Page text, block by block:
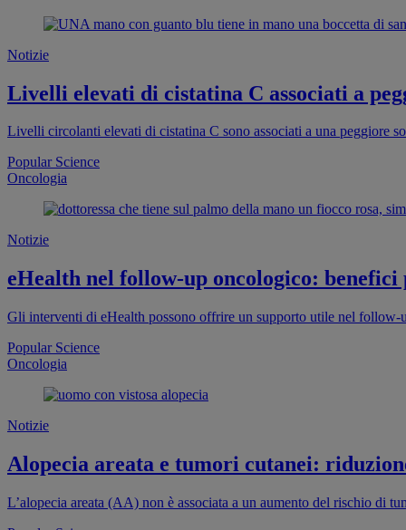
Notizie
Livelli elevati di cistatina C associati a
Livelli circolanti elevati di cistatina C sono associati a una
Popular Science
Oncologia
Notizie
eHealth nel follow-up oncologico:
Gli interventi di eHealth possono offrire un supporto utile nel
Popular Science
Oncologia
Notizie
Alopecia areata e tumori cutanei:
L’alopecia areata (AA) non è associata a un aumento del rischio di